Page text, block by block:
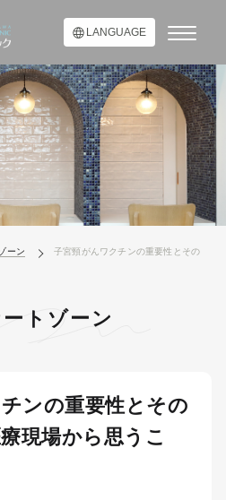
LANGUAGE
ーン
子宮頸がんワクチンの重要性とその
トゾーン
ンの重要性とその
現場から思うこ